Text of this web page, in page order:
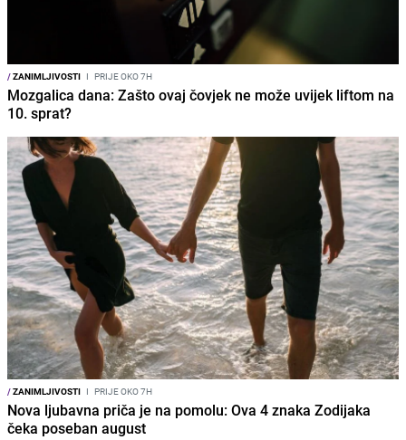
/ZANIMLJIVOSTI I PRIJE OKO 7H
Mozgalica dana: Zašto ovaj čovjek ne može uvijek liftom na
10. sprat?
/ZANIMLJIVOSTI I PRIJE OKO 7H
Nova ljubavna priča je na pomolu: Ova 4 znaka Zodijaka
čeka poseban august